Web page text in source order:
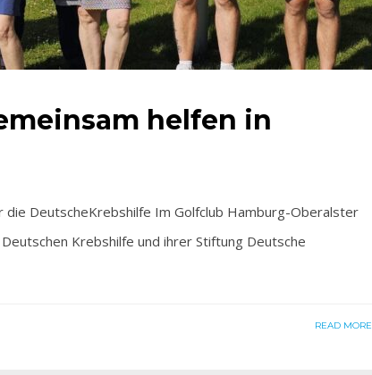
helfen in
DeutscheKrebshilfe Im Golfclub Hamburg-Oberalster
Krebshilfe und ihrer Stiftung Deutsche
READ MORE